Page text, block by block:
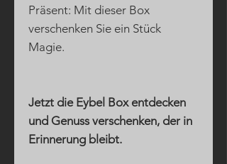
Präsent: Mit dieser Box
verschenken Sie ein Stück
Magie.
Jetzt die Eybel Box entdecken
und Genuss verschenken, der in
Erinnerung bleibt.